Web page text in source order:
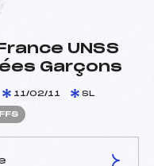
UNSS
Garçons
11/02/11 SL